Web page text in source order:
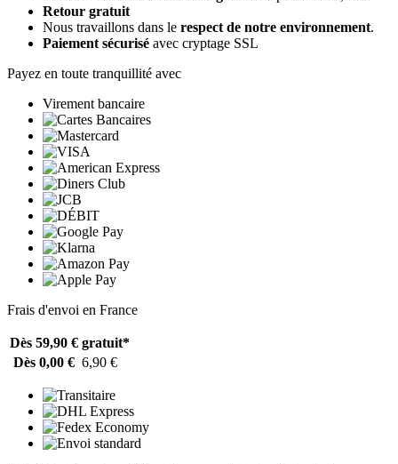
Retour gratuit
Nous travaillons dans le respect de notre environnement.
Paiement sécurisé avec cryptage SSL
Payez en toute tranquillité avec
Virement bancaire
Frais d'envoi en France
Dès 59,90 € gratuit*
Dès 0,00 € 6,90 €